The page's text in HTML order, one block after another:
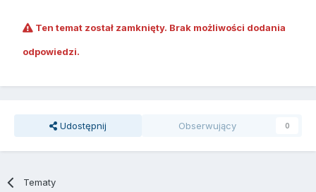
Ten temat został zamknięty. Brak możliwości dodania
odpowiedzi.
Udostępnij Obserwujący 0
Tematy